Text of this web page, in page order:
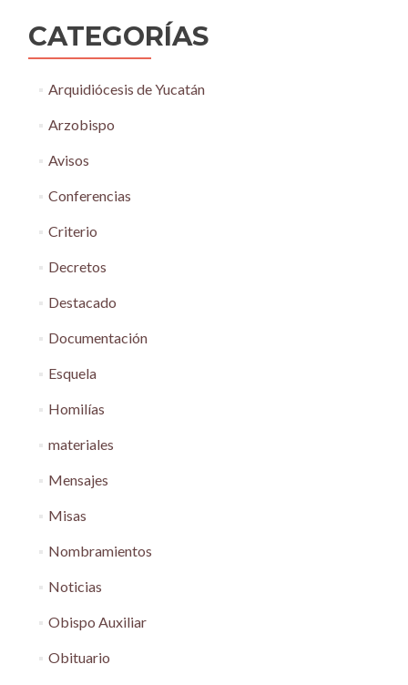
CATEGORÍAS
Arquidiócesis de Yucatán
Arzobispo
Avisos
Conferencias
Criterio
Decretos
Destacado
Documentación
Esquela
Homilías
materiales
Mensajes
Misas
Nombramientos
Noticias
Obispo Auxiliar
Obituario